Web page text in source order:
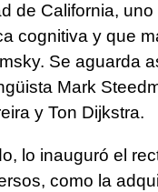
de California, uno
cognitiva y que
Se aguarda
Mark
y Ton Dijkstra.
lo inauguró el
como la